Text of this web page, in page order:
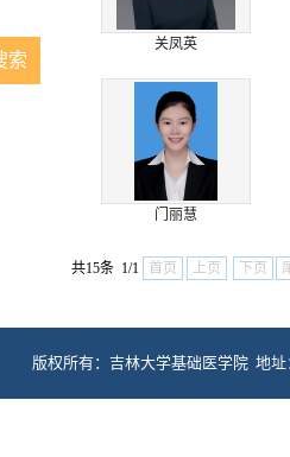
关凤英
门丽慧
共15条 1/1 首页 上页 下页
版权所有：吉林大学基础医学院 地